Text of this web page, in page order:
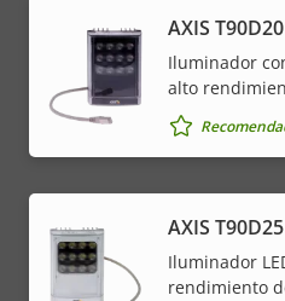
AXIS
Iluminador
alto
AXIS
Iluminador
rendimiento